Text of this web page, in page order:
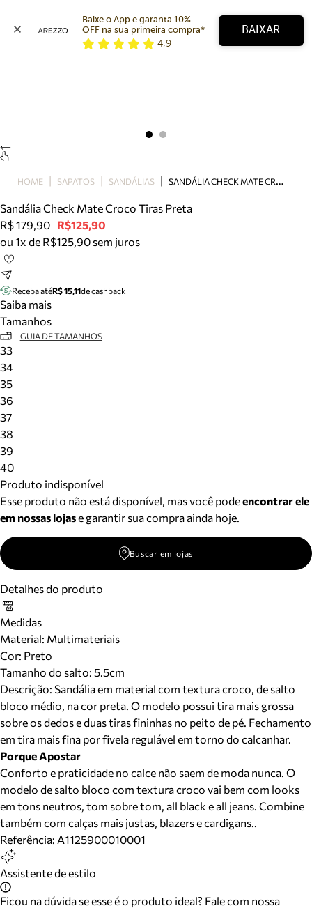
Bolsa
Tamanco
Tênis
Mule
Tire dúvidas sobre pedidos, devoluções e mais.
Meus pedidos
Acompanhe seus pedidos e solicite devoluções.
Baixe o App e garanta 10%
OFF na sua primeira compra*
4,9
BAIXAR
HOME SAPATOS SANDÁLIAS S
ANDÁLIA CHECK MATE CROCO TIRAS PRETA
Sandália Check Mate Croco Tiras Preta
R$ 179,90 R$125,90
ou 1x de R$125,90 sem juros
Receba atéR$ 15,11de cashback
Saiba mais
Tamanhos
GUIA DE TAMANHOS
33
34
35
36
37
38
39
40
Produto indisponível
Esse produto não está disponível, mas você podeencontrar ele
em nossas lojase garantir sua compra ainda hoje.
Buscar em lojas
Detalhes do produto
Medidas
Material: Multimateriais
Cor: Preto
Tamanho do salto: 5.5cm
Descrição: Sandália em material com textura croco, de salto
bloco médio, na cor preta. O modelo possui tira mais grossa
sobre os dedos e duas tiras fininhas no peito de pé. Fechamento
em tira mais fina por fivela regulável em torno do calcanhar.
Porque Apostar
Conforto e praticidade no calce não saem de moda nunca. O
modelo de salto bloco com textura croco vai bem com looks
em tons neutros, tom sobre tom, all black e all jeans. Combine
também com calças mais justas, blazers e cardigans..
Referência: A1125900010001
Assistente de estilo
Ficou na dúvida se esse é o produto ideal? Fale com nossa